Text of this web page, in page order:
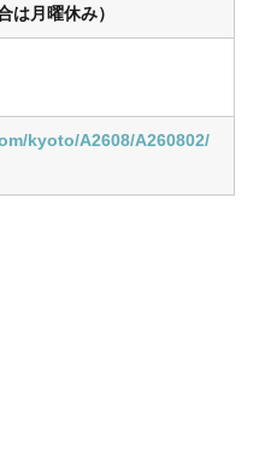
は月曜休み）
kyoto/A2608/A260802/